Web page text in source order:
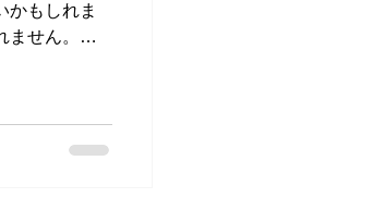
かもしれま
ません。ト